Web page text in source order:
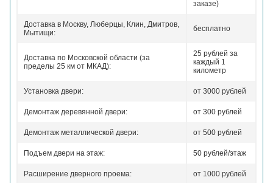
заказе)
Доставка в Москву, Люберцы, Клин, Дмитров,
Мытищи:
бесплатно
Доставка по Московской области (за
пределы 25 км от МКАД):
25 рублей за
каждый 1
километр
Установка двери: от 3000 рублей
Демонтаж деревянной двери: от 300 рублей
Демонтаж металлической двери: от 500 рублей
Подъем двери на этаж: 50 рублей/этаж
Расширение дверного проема: от 1000 рублей